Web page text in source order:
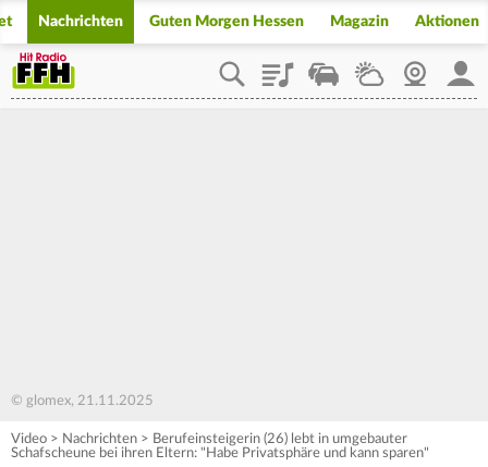
Nachrichten Guten Morgen Hessen Magazin Aktionen
PlaylistStaupilotWetterWebcam
© glomex, 21.11.2025
Video > Nachrichten > Berufeinsteigerin (26) lebt in umgebauter
Schafscheune bei ihren Eltern: "Habe Privatsphäre und kann sparen"